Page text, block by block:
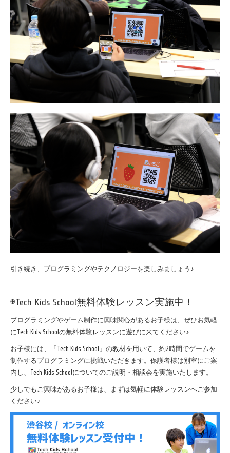
引き続き、プログラミングやテクノロジーを楽しみましょう♪
◉Tech Kids School無料体験レッスン実施中！
プログラミングやゲーム制作に興味関心があるお子様は、ぜひお気軽
にTech Kids Schoolの無料体験レッスンに遊びに来てください♪
お子様には、「Tech Kids School」の教材を用いて、約2時間でゲームを
制作するプログラミングに挑戦いただきます。保護者様は別室にご案
内し、Tech Kids Schoolについてのご説明・相談会を実施いたします。
少しでもご興味があるお子様は、
まずは気軽に体験レッスンへご参加
ください♪